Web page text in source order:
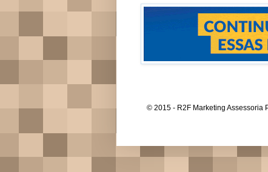
© 2015 - R2F Marketing Assessoria